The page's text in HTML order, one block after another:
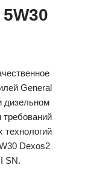
General
дизельном
технологий
Dexos2
SN.